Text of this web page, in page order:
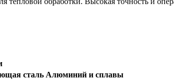
сталь Алюминий и сплавы